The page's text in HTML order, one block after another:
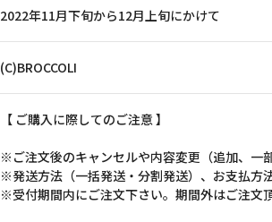
2022年11月下旬から12月上旬にかけて
(C)BROCCOLI
【 ご購入に際してのご注意 】
※ご注文後のキャンセルや内容変更（追加、一
※発送方法（一括発送・分割発送）、お支払方
※受付期間内にご注文下さい。期間外はご注文